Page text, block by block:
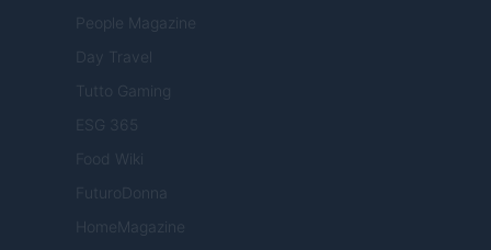
People Magazine
Day Travel
Tutto Gaming
ESG 365
Food Wiki
FuturoDonna
HomeMagazine